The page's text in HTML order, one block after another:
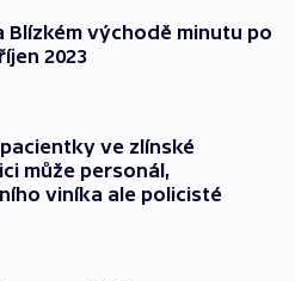
Blízkém východě minutu po
2023
ve zlínské
může personál,
viníka ale policisté